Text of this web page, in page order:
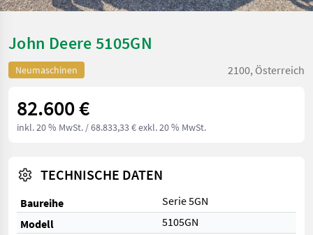
John Deere 5105GN
Neumaschinen 2100, Österreich
82.600 €
inkl. 20 % MwSt. / 68.833,33 € exkl. 20 % MwSt.
TECHNISCHE DATEN
Baureihe
Serie 5GN
Modell
5105GN